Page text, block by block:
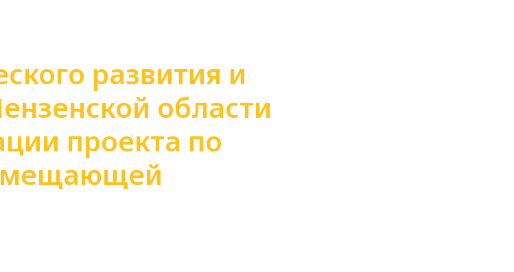
развития и
области
проекта по